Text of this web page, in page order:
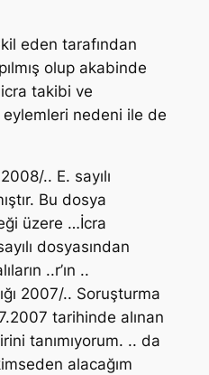
eden tarafından
olup akabinde
icra takibi ve
nedeni ile de
.. E. sayılı
Bu dosya
üzere …İcra
dosyasından
..r’ın ..
2007/.. Soruşturma
tarihinde alınan
tanımıyorum. .. da
alacağım